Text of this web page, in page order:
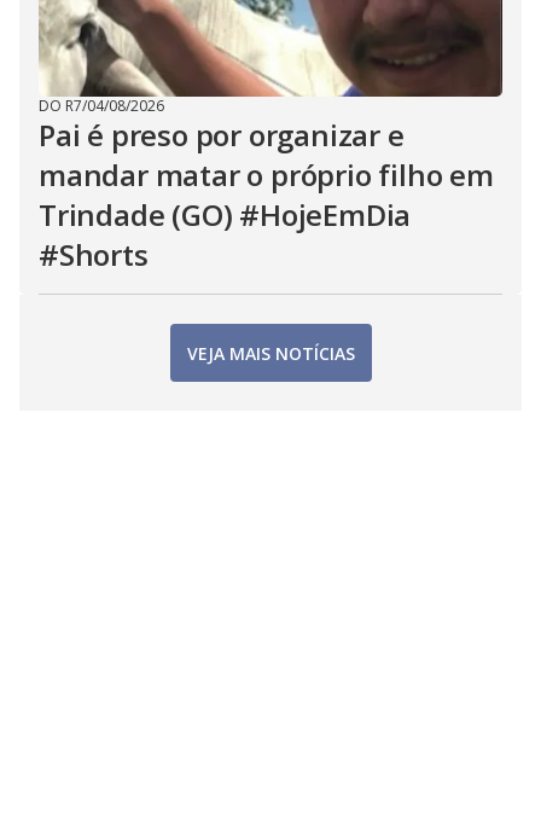
DO R7/04/08/2026
Pai é preso por organizar e
mandar matar o próprio filho em
Trindade (GO) #HojeEmDia
#Shorts
VEJA MAIS NOTÍCIAS